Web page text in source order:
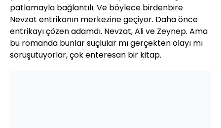
patlamayla bağlantılı. Ve böylece birdenbire
Nevzat entrikanın merkezine geçiyor. Daha önce
entrikayı çözen adamdı. Nevzat, Ali ve Zeynep. Ama
bu romanda bunlar suçlular mı gerçekten olayı mı
soruşutuyorlar, çok enteresan bir kitap.